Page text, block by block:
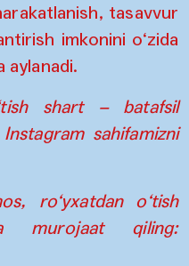
tasavvur
imkonini o‘zida
aylanadi.
shart – batafsil
sahifamizni
ro‘yxatdan o‘tish
murojaat qiling: